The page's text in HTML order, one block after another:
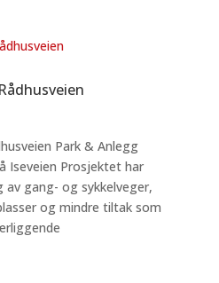
Park & Anlegg
Iseveien Prosjektet har
gang- og sykkelveger,
og mindre tiltak som